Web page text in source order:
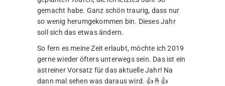
gemacht habe. Ganz schön traurig, dass nur
so wenig herumgekommen bin. Dieses Jahr
soll sich das etwas ändern.
So fern es meine Zeit erlaubt, möchte ich 2019
gerne wieder öfters unterwegs sein. Das ist ein
astreiner Vorsatz für das aktuelle Jahr! Na
dann mal sehen was daraus wird. 👍🤞👍